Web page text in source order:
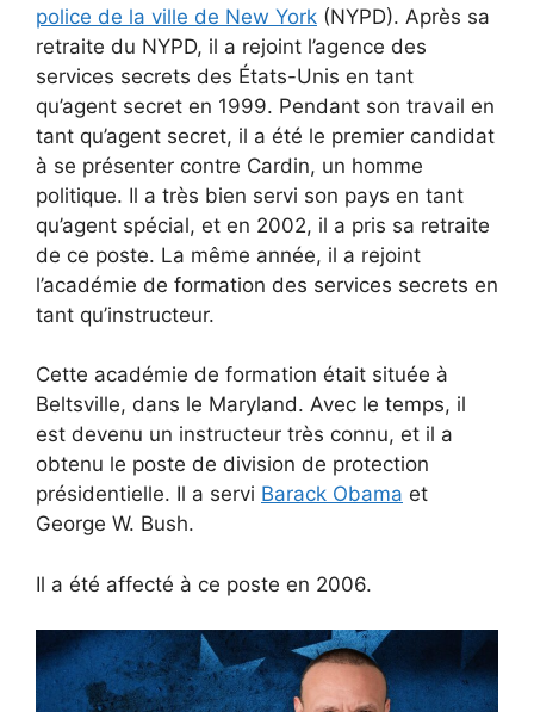
police de la ville de New York (NYPD). Après sa
retraite du NYPD, il a rejoint l’agence des
services secrets des États-Unis en tant
qu’agent secret en 1999. Pendant son travail en
tant qu’agent secret, il a été le premier candidat
à se présenter contre Cardin, un homme
politique. Il a très bien servi son pays en tant
qu’agent spécial, et en 2002, il a pris sa retraite
de ce poste. La même année, il a rejoint
l’académie de formation des services secrets en
tant qu’instructeur.
Cette académie de formation était située à
Beltsville, dans le Maryland. Avec le temps, il
est devenu un instructeur très connu, et il a
obtenu le poste de division de protection
présidentielle. Il a servi Barack Obama et
George W. Bush.
Il a été affecté à ce poste en 2006.